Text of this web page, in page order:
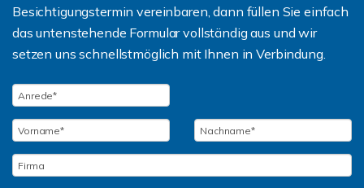
Besichtigungstermin vereinbaren, dann füllen Sie einfach
das untenstehende Formular vollständig aus und wir
setzen uns schnellstmöglich mit Ihnen in Verbindung.